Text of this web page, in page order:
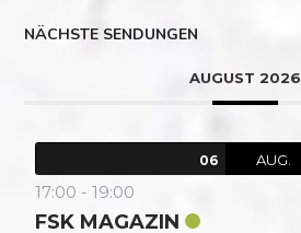
NÄCHSTE SENDUNGEN
AUGUST 2026
06 AUG.
17:00 -19:00
FSK MAGAZIN